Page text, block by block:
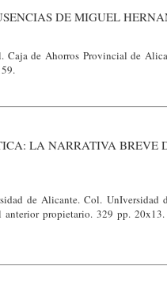
DE MIGUEL
de Ahorros Provincial de
LA NARRATIVA BREVE
de Alicante. Col. UnIversidad
propietario. 329 pp.